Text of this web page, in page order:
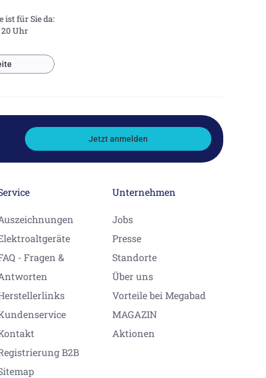
ist für Sie da:
Uhr
Jetzt anmelden
- Fragen &
B2B
Unternehmen
Jobs
Presse
Standorte
Über uns
Vorteile bei Megabad
MAGAZIN
Aktionen